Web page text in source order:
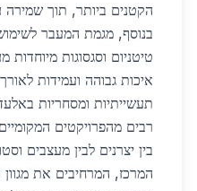
הקטנים ביותר, תוך שמירה
בנוסף, מגמת המעבר
טיטניום וסגסוגות מיוחדות
איכות גבוהה ועמידות
תעשייתיות ומסחריות
רבים מהפרויקטים
בין יצרנים לבין מעצבים
המרכז, המרחיבים את